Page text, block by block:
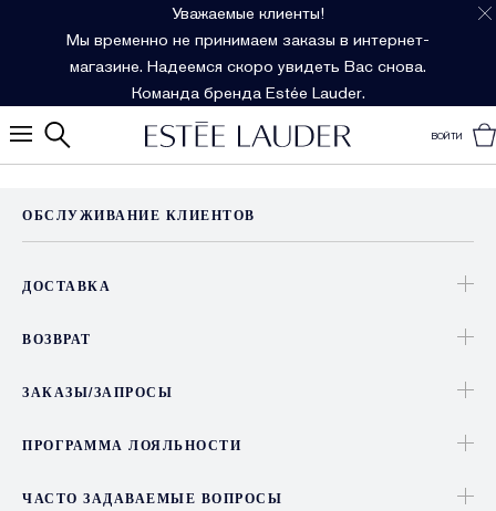
Уважаемые клиенты!
Мы временно не принимаем заказы в интернет-
магазине. Надеемся скоро увидеть Вас снова.
Команда бренда Estée Lauder.
ВОЙТИ
ОБСЛУЖИВАНИЕ КЛИЕНТОВ
ДОСТАВКА
ВОЗВРАТ
ЗАКАЗЫ/ЗАПРОСЫ
ПРОГРАММА ЛОЯЛЬНОСТИ
ЧАСТО ЗАДАВАЕМЫЕ ВОПРОСЫ